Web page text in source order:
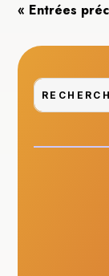
« Entrées